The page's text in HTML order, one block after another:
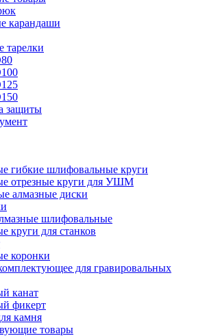
карандаши
тарелки
защиты
гибкие шлифовальные круги
отрезные круги для УШМ
алмазные диски
шлифовальные
круги для станков
коронки
для гравировальных
канат
фикерт
камня
товары